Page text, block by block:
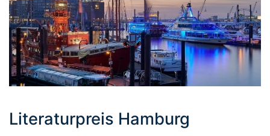
Literaturpreis Hamburg